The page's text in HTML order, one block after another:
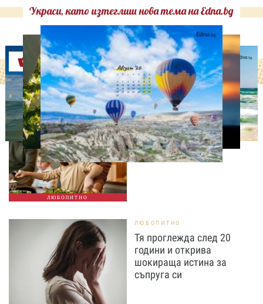
Украси, като изтеглиш нова тема на Edna.bg
Оферти
ЛЮБОПИТНО
ЛЮБОПИТНО
Тайната на добрата
вечеря не се крие в
сложната рецепта
ЛЮБОПИТНО
Тя проглежда след 20
години и открива
шокираща истина за
съпруга си